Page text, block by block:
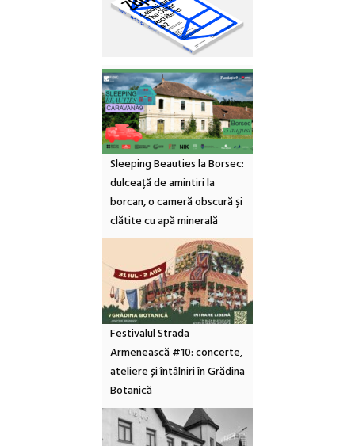
Sleeping Beauties la Borsec:
dulceață de amintiri la
borcan, o cameră obscură și
clătite cu apă minerală
Festivalul Strada
Armenească #10: concerte,
ateliere și întâlniri în Grădina
Botanică